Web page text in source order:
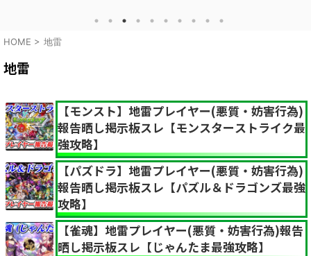
HOME > 地雷
地雷
【モンスト】地雷プレイヤー(悪質・妨害行為)
報告晒し掲示板スレ【モンスターストライク最
強攻略】
【パズドラ】地雷プレイヤー(悪質・妨害行為)
報告晒し掲示板スレ【パズル＆ドラゴンズ最強
攻略】
【雀魂】地雷プレイヤー(悪質・妨害行為)報告
晒し掲示板スレ【じゃんたま最強攻略】